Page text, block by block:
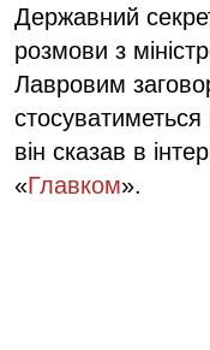
Державний
розмови з
Лавровим
він сказав в
«Главком».